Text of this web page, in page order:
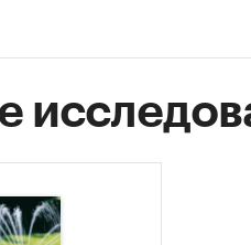
-
В
-